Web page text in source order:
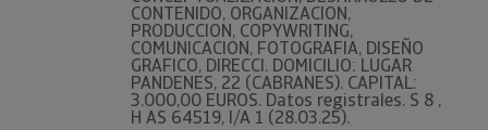
CONTENIDO, ORGANIZACION,
PRODUCCION, COPYWRITING,
COMUNICACION, FOTOGRAFIA, DISEÑO
GRAFICO, DIRECCI. DOMICILIO: LUGAR
PANDENES, 22 (CABRANES). CAPITAL:
3.000,00 EUROS. Datos registrales. S 8 ,
H AS 64519, I/A 1 (28.03.25).